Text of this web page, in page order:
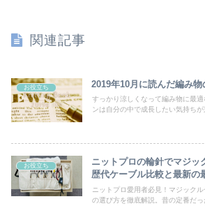
関連記事
お役立ち 2019年10月に読んだ編み物
すっかり涼しくなって編み物に最
ンは自分の中で成長したい気持ちが
お役立ち
ニットプロの輪針でマジッ
歴代ケーブル比較と最新の
ニットプロ愛用者必見！マジック
の選び方を徹底解説。昔の定番だ